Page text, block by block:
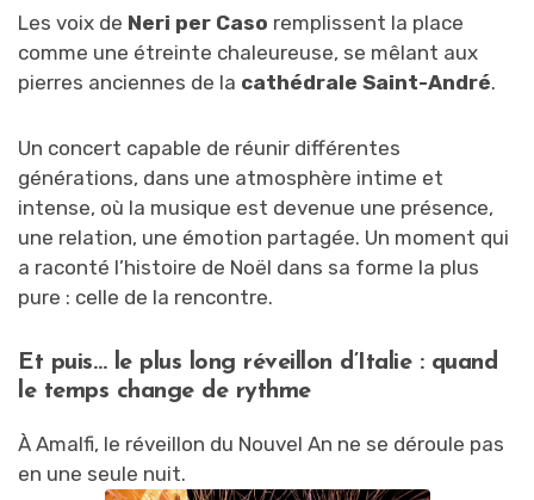
Les voix de Neri per Caso remplissent la place
comme une étreinte chaleureuse, se mêlant aux
pierres anciennes de la cathédrale Saint-André.
Un concert capable de réunir différentes
générations, dans une atmosphère intime et
intense, où la musique est devenue une présence,
une relation, une émotion partagée. Un moment qui
a raconté l’histoire de Noël dans sa forme la plus
pure : celle de la rencontre.
Et puis… le plus long réveillon d’Italie : quand
le temps change de rythme
À Amalfi, le réveillon du Nouvel An ne se déroule pas
en une seule nuit.